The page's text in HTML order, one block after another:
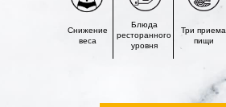
Блюда
ресторанного
уровня
Три приема
пищи
Снижение
веса